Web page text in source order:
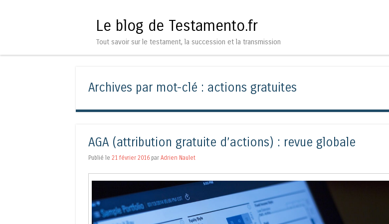
Le blog de Testamento.fr
Tout savoir sur le testament, la succession et la transmission
Archives par mot-clé : actions gratuites
AGA (attribution gratuite d’actions) : revue globale
Publié le 21 février 2016 par Adrien Naulet